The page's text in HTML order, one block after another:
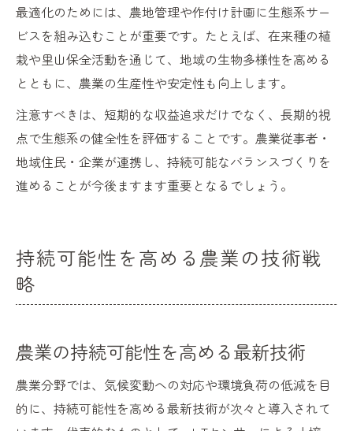
最適化のためには、農地管理や作付け計画に生態系サー
ビスを組み込むことが重要です。たとえば、在来種の植
栽や里山保全活動を通じて、地域の生物多様性を高める
とともに、農業の生産性や安定性も向上します。
注意すべきは、短期的な収益追求だけでなく、長期的視
点で生態系の健全性を評価することです。農業従事者・
地域住民・企業が連携し、持続可能なバランスづくりを
進めることが今後ますます重要となるでしょう。
持続可能性を高める農業の技術戦
略
農業の持続可能性を高める最新技術
農業分野では、気候変動への対応や環境負荷の低減を目
的に、持続可能性を高める最新技術が次々と導入されて